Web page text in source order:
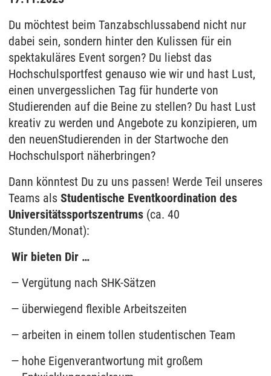
Du möchtest beim Tanzabschlussabend nicht nur
dabei sein, sondern hinter den Kulissen für ein
spektakuläres Event sorgen? Du liebst das
Hochschulsportfest genauso wie wir und hast Lust,
einen unvergesslichen Tag für hunderte von
Studierenden auf die Beine zu stellen? Du hast Lust
kreativ zu werden und Angebote zu konzipieren, um
den neuenStudierenden in der Startwoche den
Hochschulsport näherbringen?
Dann könntest Du zu uns passen! Werde Teil unseres
Teams als Studentische Eventkoordination des
Universitätssportszentrums (ca. 40
Stunden/Monat):
Wir bieten Dir …
Vergütung nach SHK-Sätzen
überwiegend flexible Arbeitszeiten
arbeiten in einemtollen studentischen Team
hohe Eigenverantwortung mit großem